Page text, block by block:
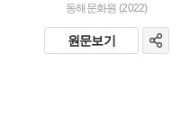
동해문화원 (2022)
원문보기